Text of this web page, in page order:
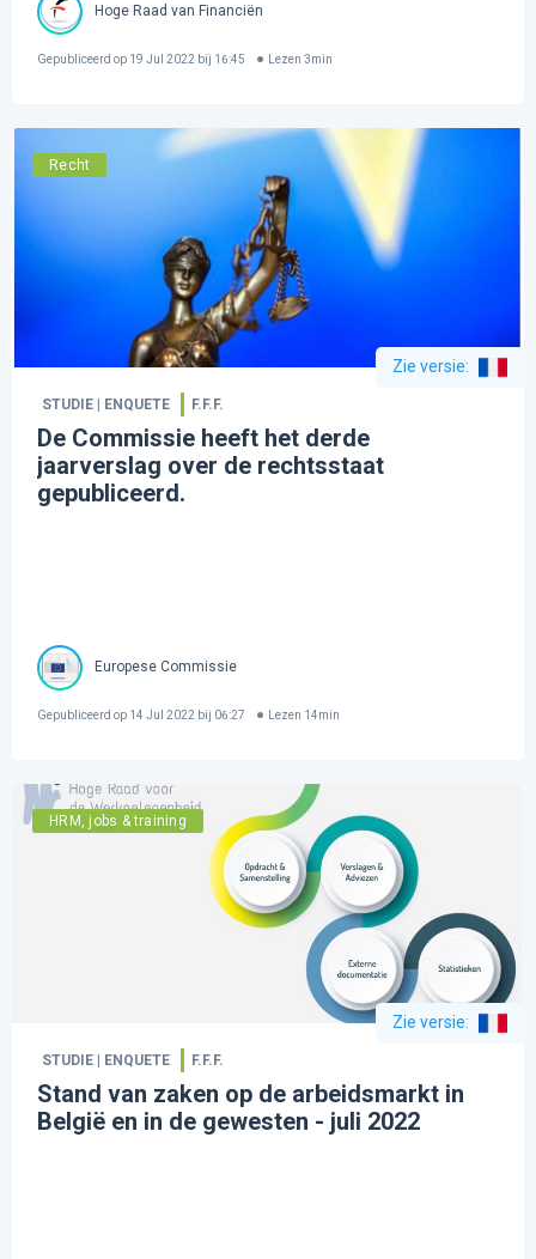
Hoge Raad van Financiën
Gepubliceerd op 19 Jul 2022 bij 16:45 Lezen 3min
Recht
Zie versie:
STUDIE | ENQUETE F.F.F.
De Commissie heeft het derde
jaarverslag over de rechtsstaat
gepubliceerd.
Europese Commissie
Gepubliceerd op 14 Jul 2022 bij 06:27 Lezen 14min
HRM, jobs & training
Zie versie:
STUDIE | ENQUETE F.F.F.
Stand van zaken op de arbeidsmarkt in
België en in de gewesten - juli 2022